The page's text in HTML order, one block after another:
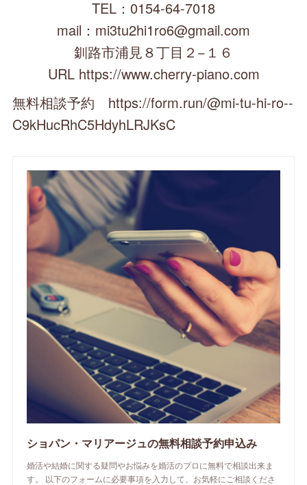
TEL：0154-64-7018
mail：mi3tu2hi1ro6@gmail.com
釧路市浦見８丁目２−１６
URL https://www.cherry-piano.com
無料相談予約 https://form.run/@mi-tu-hi-ro--
C9kHucRhC5HdyhLRJKsC
ショパン・マリアージュの無料相談予約申込み
婚活や結婚に関する疑問やお悩みを婚活のプロに無料で相談出来ま
す。 以下のフォームに必要事項を入力して、お気軽にご相談くださ